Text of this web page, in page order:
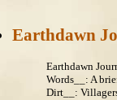
Earthdawn
Earthdawn
Words__: A
Dirt__: